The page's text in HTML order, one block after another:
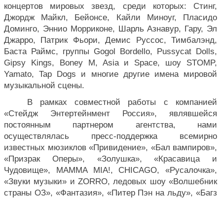
концертов мировых звезд, среди которых: Стинг,
Джордж Майкл, Бейонсе, Кайли Миноуг, Пласидо
Доминго, Эннио Морриконе, Шарль Азнавур, Гару, Эл
Джарро, Патрик Фьори, Демис Руссос, Тимбалэнд,
Баста Раймс, группы Gogol Bordello, Pussycat Dolls,
Gipsy Kings, Boney M, Asia и Space, шоу STOMP,
Yamato, Tap Dogs и многие другие имена мировой
музыкальной сцены.
В рамках совместной работы с компанией
«Стейдж Энтертейнмент Россия», являвшейся
постоянным партнером агентства, нами
осуществлялась пресс-поддержка всемирно
известных мюзиклов «Привидение», «Бал вампиров»,
«Призрак Оперы», «Золушка», «Красавица и
Чудовище», MAMMA MIA!, CHICAGO, «Русалочка»,
«Звуки музыки» и ZORRO, ледовых шоу «Волшебник
страны ОЗ», «Фантазия», «Питер Пэн на льду», «Багз